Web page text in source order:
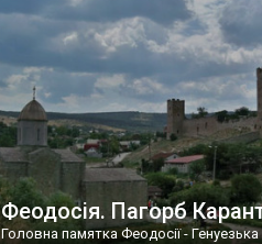
Феодосія. Пагорб
Головна памятка Феодосії -